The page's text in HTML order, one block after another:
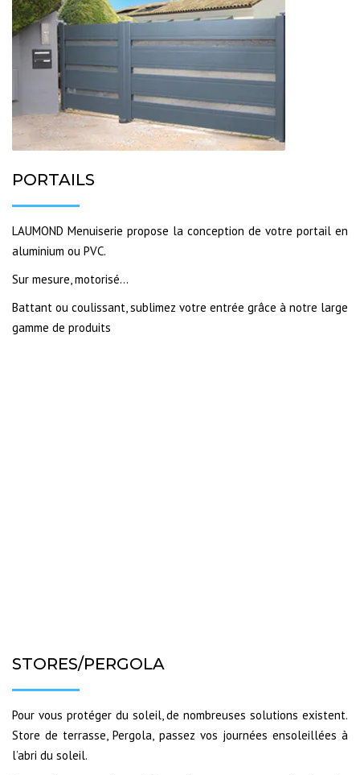
PORTAILS
LAUMOND Menuiserie propose la conception de votre portail en
aluminium ou PVC.
Sur mesure, motorisé…
Battant ou coulissant, sublimez votre entrée grâce à notre large
gamme de produits
STORES/PERGOLA
Pour vous protéger du soleil, de nombreuses solutions existent.
Store de terrasse, Pergola, passez vos journées ensoleillées à
l’abri du soleil.